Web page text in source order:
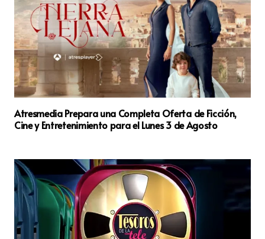
Atresmedia Prepara una Completa Oferta de Ficción,
Cine y Entretenimiento para el Lunes 3 de Agosto